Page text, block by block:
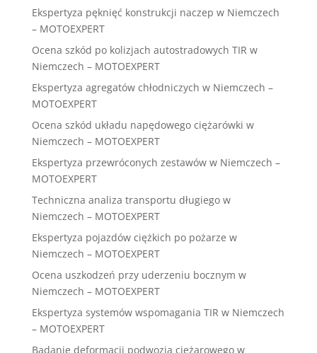
Ekspertyza pęknięć konstrukcji naczep w Niemczech
– MOTOEXPERT
Ocena szkód po kolizjach autostradowych TIR w
Niemczech – MOTOEXPERT
Ekspertyza agregatów chłodniczych w Niemczech –
MOTOEXPERT
Ocena szkód układu napędowego ciężarówki w
Niemczech – MOTOEXPERT
Ekspertyza przewróconych zestawów w Niemczech –
MOTOEXPERT
Techniczna analiza transportu długiego w
Niemczech – MOTOEXPERT
Ekspertyza pojazdów ciężkich po pożarze w
Niemczech – MOTOEXPERT
Ocena uszkodzeń przy uderzeniu bocznym w
Niemczech – MOTOEXPERT
Ekspertyza systemów wspomagania TIR w Niemczech
– MOTOEXPERT
Badanie deformacji podwozia ciężarowego w